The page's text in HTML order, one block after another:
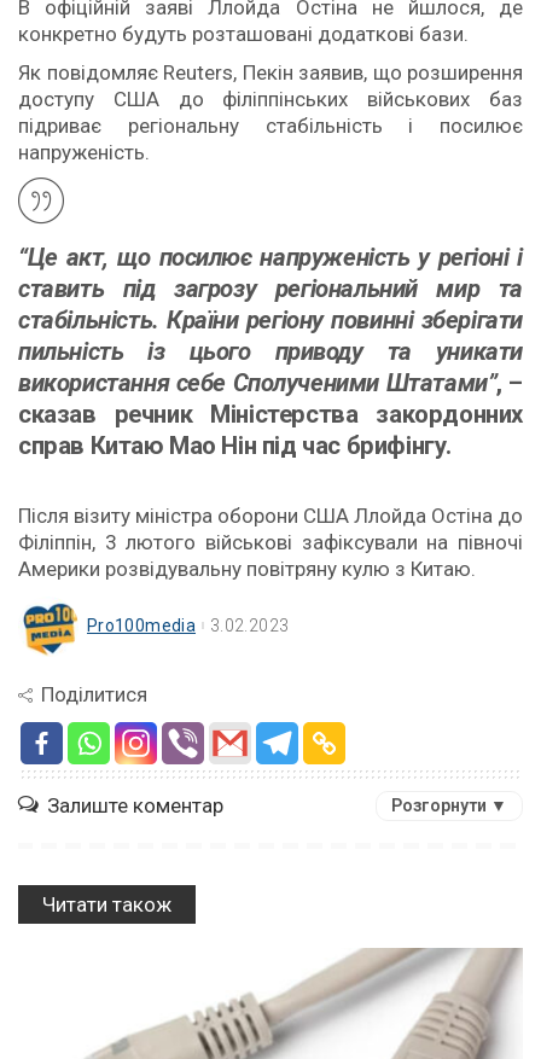
В офіційній заяві Ллойда Остіна не йшлося, де
конкретно будуть розташовані додаткові бази.
Як повідомляє Reuters, Пекін заявив, що розширення
доступу США до філіппінських військових баз
підриває регіональну стабільність і посилює
напруженість.
“Це акт, що посилює напруженість у регіоні і
ставить під загрозу регіональний мир та
стабільність. Країни регіону повинні зберігати
пильність із цього приводу та уникати
використання себе Сполученими Штатами”, –
сказав речник Міністерства закордонних
справ Китаю Мао Нін під час брифінгу.
Після візиту міністра оборони США Ллойда Остіна до
Філіппін, 3 лютого військові зафіксували на півночі
Америки розвідувальну повітряну кулю з Китаю.
Pro100media 3.02.2023
Поділитися
Залиште коментар Розгорнути ▼
Читати також